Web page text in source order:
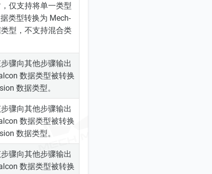
仅支持将单一类型
类型转换为 Mech-
型，不支持混合类
骤向其他步骤输出
数据类型被转换
数据类型。
骤向其他步骤输出
数据类型被转换
数据类型。
骤向其他步骤输出
数据类型被转换